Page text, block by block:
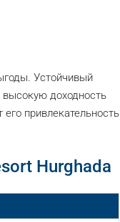
Устойчивый
доходность
привлекательность
Hurghada